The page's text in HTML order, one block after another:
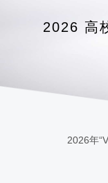
2026 高
2026年